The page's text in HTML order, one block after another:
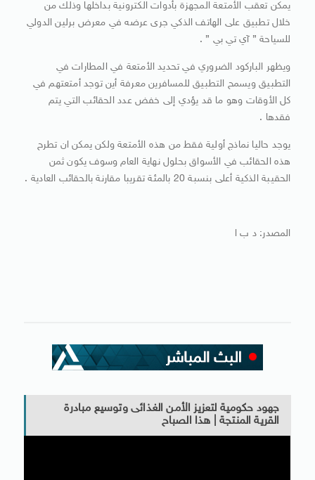
يمكن تعقب الأمتعة المجهزة بأدوات الكترونية بداخلها وذلك من
خلال تطبيق على الهاتف الذكي جرى عرضه في معرض برلين الدولي
للسياحة ” آي تي بي ” .
ويظهر الباركود الضروري في تحديد الأمتعة في المطارات في
التطبيق ويسمح التطبيق للمسافرين معرفة أين توجد أمتعتهم في
كل الأوقات وهو ما قد يؤدي إلى خفض عدد الحقائب التي يتم
فقدها .
يوجد حاليا نماذج أولية فقط من هذه الأمتعة ولكن يمكن ان تطرح
هذه الحقائب في الأسواق بحلول نهاية العام وسوف يكون ثمن
الحقيبة الذكية أعلى بنسبة 20 بالمئة تقريبا مقارنة بالحقائب العادية .
المصدر: د ب ا
جهود حكومية لتعزيز الأمن الغذائى وتوسيع مبادرة
القرية المنتجة | هذا الصباح